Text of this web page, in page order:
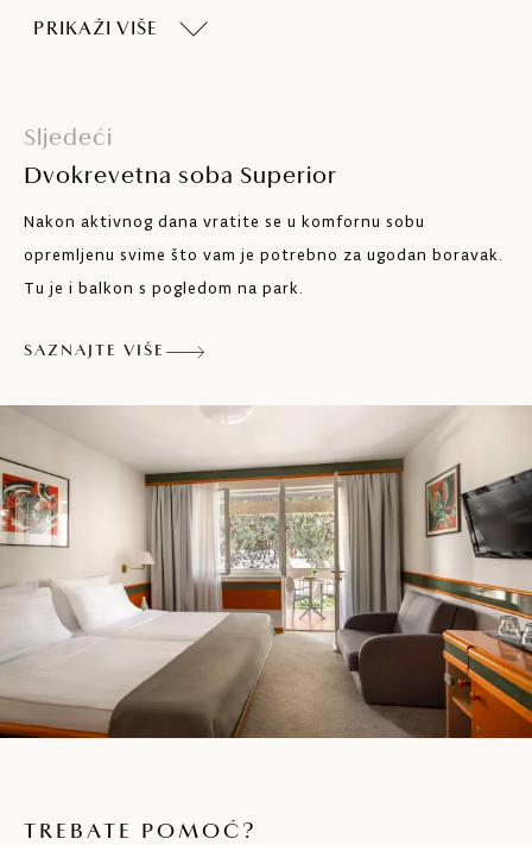
Klima-uređaj
Minibar
Sef
Balkon
PRIKAŽI VIŠE
Sljedeći
Dvokrevetna soba Superior
Nakon aktivnog dana vratite se u komfornu sobu
opremljenu svime što vam je potrebno za ugodan boravak.
Tu je i balkon s pogledom na park.
SAZNAJTE VIŠE
TREBATE POMOĆ?